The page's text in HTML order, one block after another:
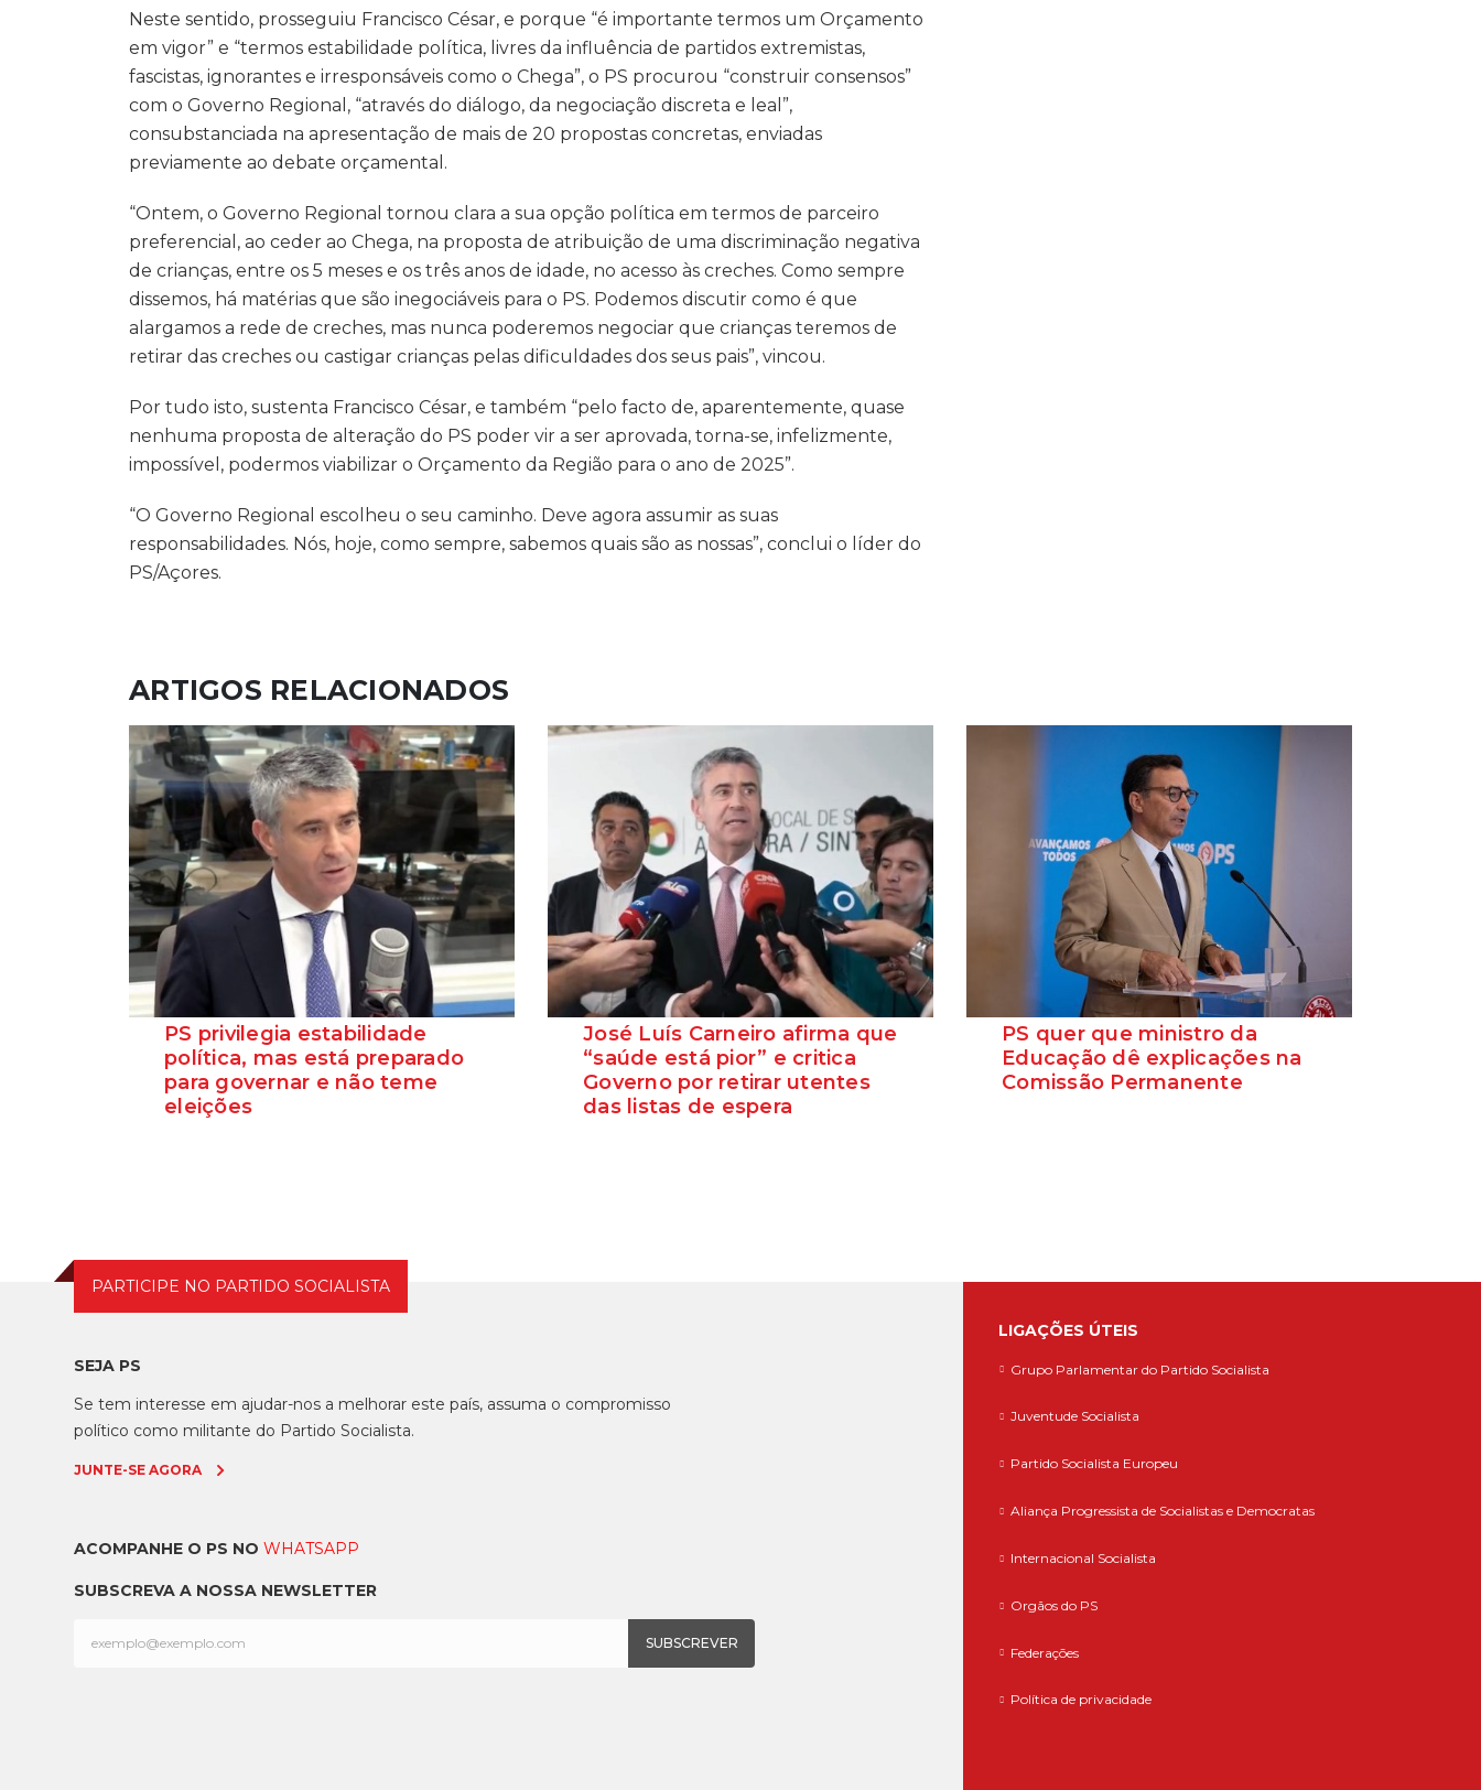
Neste sentido, prosseguiu Francisco César, e porque “é importante termos um Orçamento
em vigor” e “termos estabilidade política, livres da influência de partidos extremistas,
fascistas, ignorantes e irresponsáveis como o Chega”, o PS procurou “construir consensos”
com o Governo Regional, “através do diálogo, da negociação discreta e leal”,
consubstanciada na apresentação de mais de 20 propostas concretas, enviadas
previamente ao debate orçamental.
“Ontem, o Governo Regional tornou clara a sua opção política em termos de parceiro
preferencial, ao ceder ao Chega, na proposta de atribuição de uma discriminação negativa
de crianças, entre os 5 meses e os três anos de idade, no acesso às creches. Como sempre
dissemos, há matérias que são inegociáveis para o PS. Podemos discutir como é que
alargamos a rede de creches, mas nunca poderemos negociar que crianças teremos de
retirar das creches ou castigar crianças pelas dificuldades dos seus pais”, vincou.
Por tudo isto, sustenta Francisco César, e também “pelo facto de, aparentemente, quase
nenhuma proposta de alteração do PS poder vir a ser aprovada, torna-se, infelizmente,
impossível, podermos viabilizar o Orçamento da Região para o ano de 2025”.
“O Governo Regional escolheu o seu caminho. Deve agora assumir as suas
responsabilidades. Nós, hoje, como sempre, sabemos quais são as nossas”, conclui o líder do
PS/Açores.
ARTIGOS RELACIONADOS
PS privilegia estabilidade
política, mas está preparado
para governar e não teme
eleições
José Luís Carneiro afirma que
“saúde está pior” e critica
Governo por retirar utentes
das listas de espera
PS quer que ministro da
Educação dê explicações na
Comissão Permanente
PARTICIPE NO PARTIDO SOCIALISTA
SEJA PS
Se tem interesse em ajudar-nos a melhorar este país, assuma o compromisso
político como militante do Partido Socialista.
JUNTE-SE AGORA
ACOMPANHE O PS NOWHATSAPP
SUBSCREVA A NOSSA NEWSLETTER
LIGAÇÕES ÚTEIS
Grupo Parlamentar do Partido Socialista
Juventude Socialista
Partido Socialista Europeu
Aliança Progressista de Socialistas e Democratas
Internacional Socialista
Orgãos do PS
Federações
Política de privacidade